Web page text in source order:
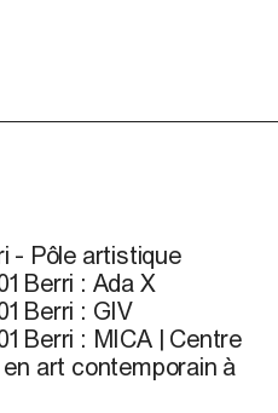
- Pôle artistique
Berri : Ada X
Berri : GIV
Berri : MICA | Centre
art contemporain à